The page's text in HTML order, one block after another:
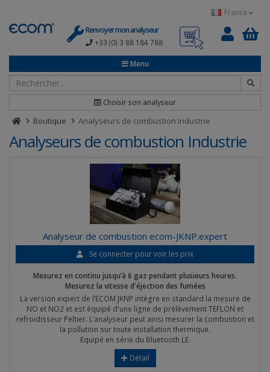
France
Renvoyer mon analyseur
+33 (0) 3 88 184 788
0
Menu
Choisir son analyseur
Boutique Analyseurs de combustion Industrie
Analyseurs de combustion Industrie
Analyseur de combustion ecom-JKNP.expert
Se connecter pour voir les prix
Mesurez en continu jusqu’à 6 gaz pendant plusieurs heures.
Mesurez la vitesse d'éjection des fumées
La version expert de l’ECOM JKNP intègre en standard la mesure de
NO et NO2 et est équipé d'une ligne de prélèvement TEFLON et
refroidisseur Peltier. L’analyseur peut ainsi mesurer la combustion et
la pollution sur toute installation thermique.
Equipé en série du Bluetooth LE.
Détail